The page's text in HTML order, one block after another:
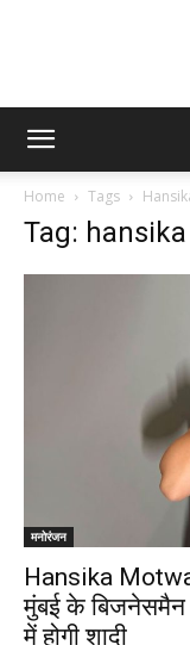
Home Tags
Tag:
मनोरंजन
Hansika
मुंबई के
में होगी शादी